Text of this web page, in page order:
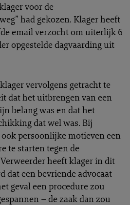
voor de
had gekozen. Klager heeft
email verzocht om uiterlijk 6
opgestelde dagvaarding uit
vervolgens getracht te
dat het uitbrengen van een
belang was en dat het
dat wel was. Bij
persoonlijke motieven een
te starten tegen de
heeft klager in dit
dat een bevriende advocaat
geval een procedure zou
– de zaak dan zou